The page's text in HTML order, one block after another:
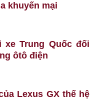
khuyến mại
xe Trung Quốc đối
ôtô điện
Lexus GX thế hệ